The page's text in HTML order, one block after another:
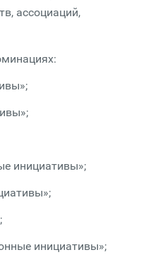
ассоциаций,
инициативы»;
инициативы»;